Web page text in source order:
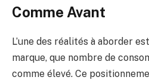
Comme Avant
L’une des réalités à aborder
marque, que nombre de
comme élevé. Ce